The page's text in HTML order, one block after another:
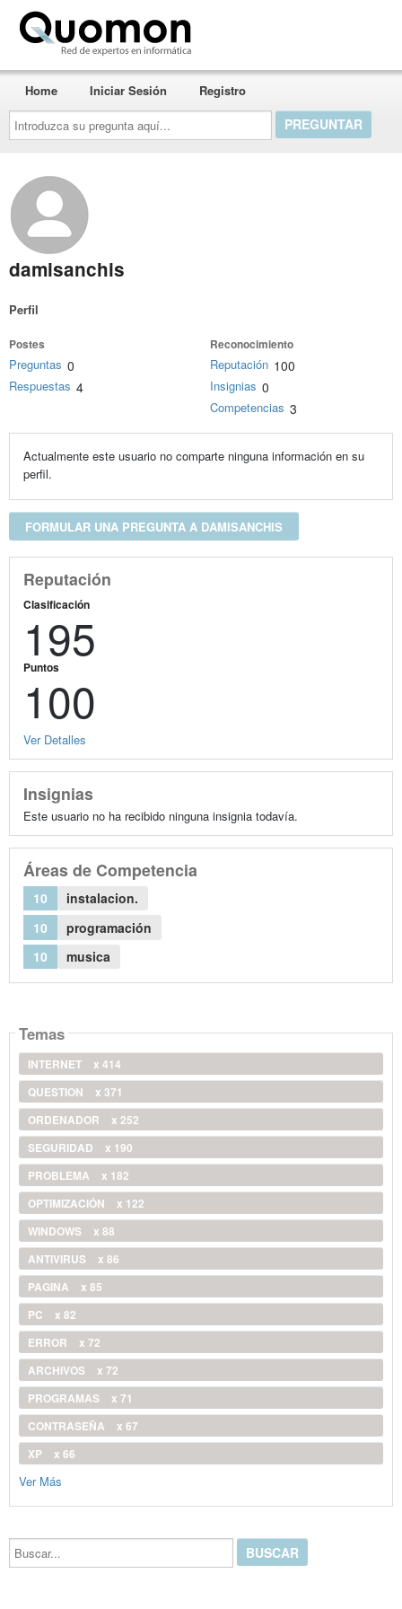
Introduzca
su
pregunta
aquí...
Home Iniciar Sesión Registro
damisanchis
Perfil
Postes
Preguntas 0
Respuestas 4
Reconocimiento
Reputación 100
Insignias 0
Competencias 3
Actualmente este usuario no comparte ninguna información en su
perfil.
FORMULAR UNA PREGUNTA A DAMISANCHIS
Reputación
Clasificación
195
Puntos
100
Ver Detalles
Insignias
Este usuario no ha recibido ninguna insignia todavía.
Áreas de Competencia
10
instalacion.
10
programación
10
musica
Temas
INTERNET
x 414
QUESTION
x 371
ORDENADOR
x 252
SEGURIDAD
x 190
PROBLEMA
x 182
OPTIMIZACIÓN
x 122
WINDOWS
x 88
ANTIVIRUS
x 86
PAGINA
x 85
PC
x 82
ERROR
x 72
ARCHIVOS
x 72
PROGRAMAS
x 71
CONTRASEÑA
x 67
XP
x 66
Ver Más
Buscar...